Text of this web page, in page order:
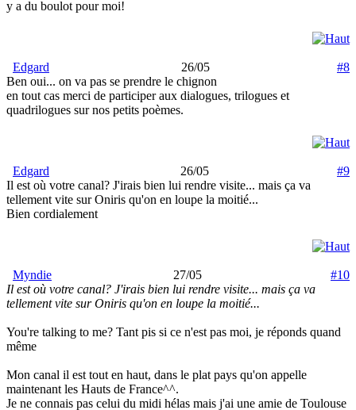
y a du boulot pour moi!
Edgard 26/05
#8
Ben oui... on va pas se prendre le chignon
en tout cas merci de participer aux dialogues, trilogues et
quadrilogues sur nos petits poèmes.
Edgard 26/05
#9
Il est où votre canal? J'irais bien lui rendre visite... mais ça va
tellement vite sur Oniris qu'on en loupe la moitié...
Bien cordialement
Myndie 27/05
#10
Il est où votre canal? J'irais bien lui rendre visite... mais ça va
tellement vite sur Oniris qu'on en loupe la moitié...
You're talking to me? Tant pis si ce n'est pas moi, je réponds quand
même
Mon canal il est tout en haut, dans le plat pays qu'on appelle
maintenant les Hauts de France^^.
Je ne connais pas celui du midi hélas mais j'ai une amie de Toulouse